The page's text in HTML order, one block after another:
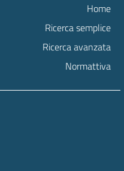
Home
Ricerca semplice
Ricerca avanzata
Normattiva